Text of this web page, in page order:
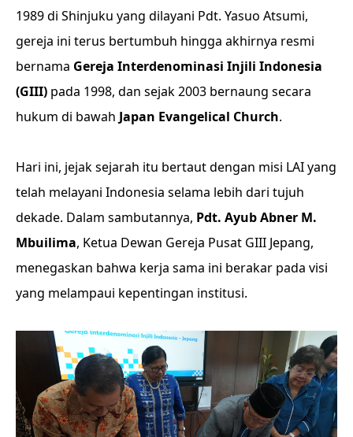
1989 di Shinjuku yang dilayani Pdt. Yasuo Atsumi,
gereja ini terus bertumbuh hingga akhirnya resmi
bernama Gereja Interdenominasi Injili Indonesia
(GIII) pada 1998, dan sejak 2003 bernaung secara
hukum di bawah Japan Evangelical Church.
Hari ini, jejak sejarah itu bertaut dengan misi LAI yang
telah melayani Indonesia selama lebih dari tujuh
dekade. Dalam sambutannya, Pdt. Ayub Abner M.
Mbuilima, Ketua Dewan Gereja Pusat GIII Jepang,
menegaskan bahwa kerja sama ini berakar pada visi
yang melampaui kepentingan institusi.